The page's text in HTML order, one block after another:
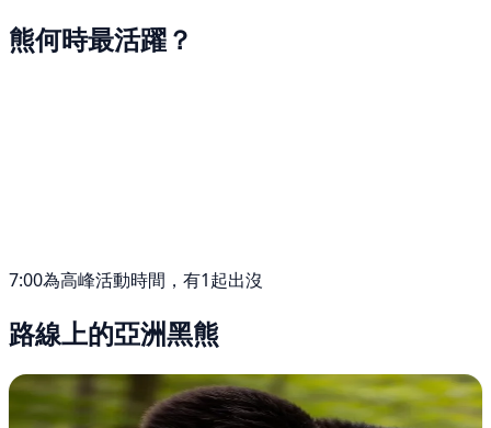
熊何時最活躍？
7:00為高峰活動時間，有1起出沒
路線上的亞洲黑熊